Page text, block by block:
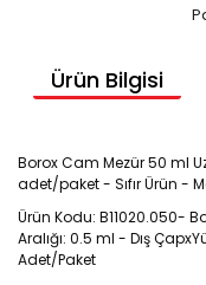
Ürün Bilgisi
Borox Cam Mezür 50 ml
adet/paket - Sıfır Ürün -
Ürün Kodu: B11020.050-
Aralığı: 0.5 ml - Dış
Adet/Paket